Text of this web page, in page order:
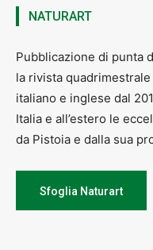
NATURART
Pubblicazione di punta
la rivista
italiano e inglese dal
Italia e all’estero le
da Pistoia e dalla sua
Sfoglia Naturart